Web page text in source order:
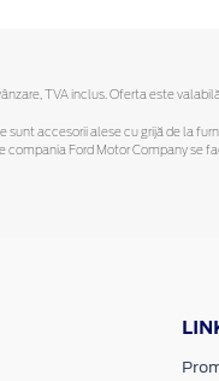
TVA inclus. Oferta este
sunt accesorii alese cu grijă de la
compania Ford Motor Company se